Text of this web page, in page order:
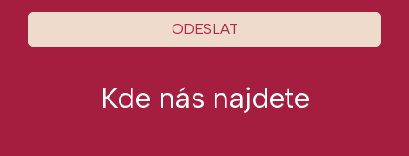
ODESLAT
Kde nás najdete